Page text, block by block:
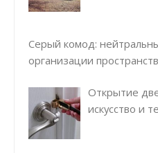
Серый комод:
организации
Открытие
искусство и